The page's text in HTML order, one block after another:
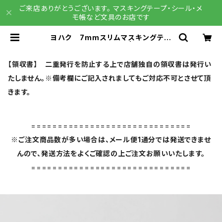
ご来店ありがとうございます。 マスキングテープ・シール・メ
モ帳など文具のお店です
ヨハク 7mmスリムマスキングテー
【領収書】 二重発行を防止する上で店舗独自の領収書は発行い
たしません。※備考欄にご記入されましてもご対応不可とさせて頂
きます。
==============================
※ご注文商品数が多い場合は、メール便1通分では発送できませ
んので、発送方法をよくご確認の上ご注文お願いいたします。
==============================